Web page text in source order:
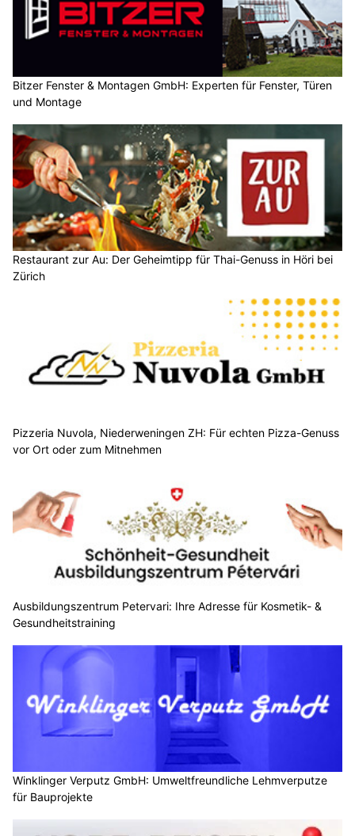
Bitzer Fenster & Montagen GmbH: Experten für Fenster, Türen
und Montage
Restaurant zur Au: Der Geheimtipp für Thai-Genuss in Höri bei
Zürich
Pizzeria Nuvola, Niederweningen ZH: Für echten Pizza-Genuss
vor Ort oder zum Mitnehmen
Ausbildungszentrum Petervari: Ihre Adresse für Kosmetik- &
Gesundheitstraining
Winklinger Verputz GmbH: Umweltfreundliche Lehmverputze
für Bauprojekte